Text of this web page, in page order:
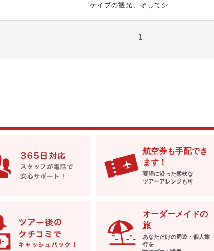
ケイブの観光、そしてシ...
1
航空券も手配でき
ます！
要望に沿った柔軟な
ツアーアレンジも可
オーダーメイドの
旅
あなただけの周遊・個人旅
行を